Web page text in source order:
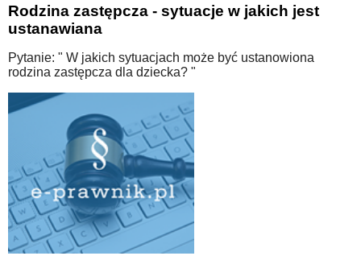
Rodzina zastępcza - sytuacje w jakich jest
ustanawiana
Pytanie: " W jakich sytuacjach może być ustanowiona
rodzina zastępcza dla dziecka? "